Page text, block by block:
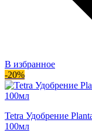
В избранное
-20%
Tetra Удобрение
100мл